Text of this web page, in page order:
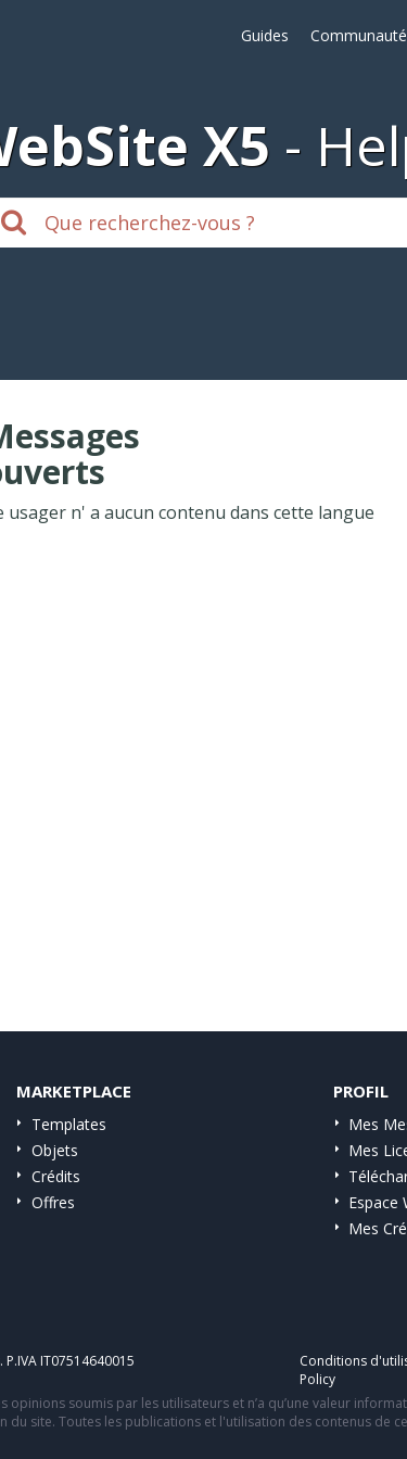
Guides Communauté
X5
usager n' a aucun contenu dans cette langue
MARKETPLACE
Templates
Objets
Crédits
Offres
PROFIL
Mes
Mes
Espace
Mes
IT07514640015 Conditions
Policy
opinions soumis par les utilisateurs et n’a qu’une valeur
du site. Toutes les publications et l'utilisation des contenus de